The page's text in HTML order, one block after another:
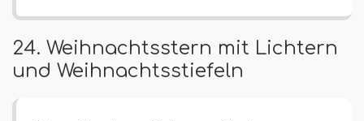
24. Weihnachtsstern mit Lichtern
und Weihnachtsstiefeln